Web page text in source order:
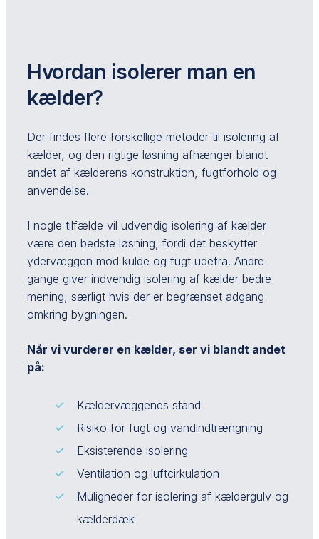
Hvordan isolerer man en
kælder?
Der findes flere forskellige metoder til isolering af
kælder, og den rigtige løsning afhænger blandt
andet af kælderens konstruktion, fugtforhold og
anvendelse.
I nogle tilfælde vil udvendig isolering af kælder
være den bedste løsning, fordi det beskytter
ydervæggen mod kulde og fugt udefra. Andre
gange giver indvendig isolering af kælder bedre
mening, særligt hvis der er begrænset adgang
omkring bygningen.
Når vi vurderer en kælder, ser vi blandt andet
på:
Kældervæggenes stand
Risiko for fugt og vandindtrængning
Eksisterende isolering
Ventilation og luftcirkulation
Muligheder for isolering af kældergulv og
kælderdæk